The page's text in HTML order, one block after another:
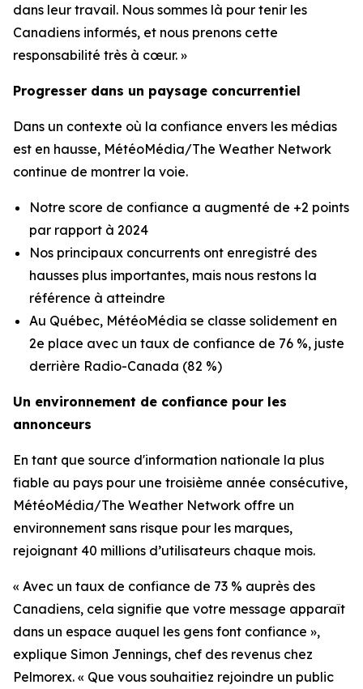
dans leur travail. Nous sommes là pour tenir les
Canadiens informés, et nous prenons cette
responsabilité très à cœur. »
Progresser dans un paysage concurrentiel
Dans un contexte où la confiance envers les médias
est en hausse, MétéoMédia/The Weather Network
continue de montrer la voie.
Notre score de confiance a augmenté de +2 points
par rapport à 2024
Nos principaux concurrents ont enregistré des
hausses plus importantes, mais nous restons la
référence à atteindre
Au Québec, MétéoMédia se classe solidement en
2e place avec un taux de confiance de 76 %, juste
derrière Radio-Canada (82 %)
Un environnement de confiance pour les
annonceurs
En tant que source d'information nationale la plus
fiable au pays pour une troisième année consécutive,
MétéoMédia/The Weather Network offre un
environnement sans risque pour les marques,
rejoignant 40 millions d’utilisateurs chaque mois.
« Avec un taux de confiance de 73 % auprès des
Canadiens, cela signifie que votre message apparaît
dans un espace auquel les gens font confiance »,
explique Simon Jennings, chef des revenus chez
Pelmorex. « Que vous souhaitiez rejoindre un public